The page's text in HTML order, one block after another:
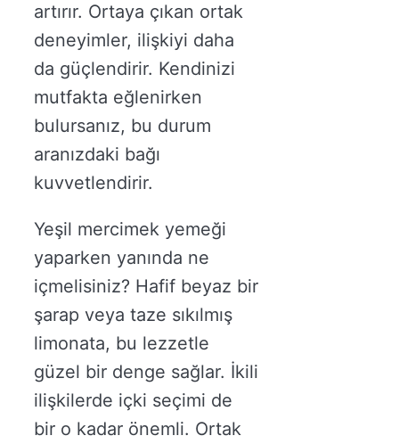
artırır. Ortaya çıkan ortak
deneyimler, ilişkiyi daha
da güçlendirir. Kendinizi
mutfakta eğlenirken
bulursanız, bu durum
aranızdaki bağı
kuvvetlendirir.
Yeşil mercimek yemeği
yaparken yanında ne
içmelisiniz? Hafif beyaz bir
şarap veya taze sıkılmış
limonata, bu lezzetle
güzel bir denge sağlar. İkili
ilişkilerde içki seçimi de
bir o kadar önemli. Ortak